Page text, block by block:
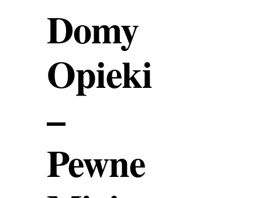
Domy
Opieki
–
Pewne